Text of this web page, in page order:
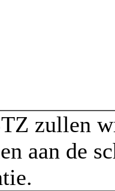
zullen
aan de